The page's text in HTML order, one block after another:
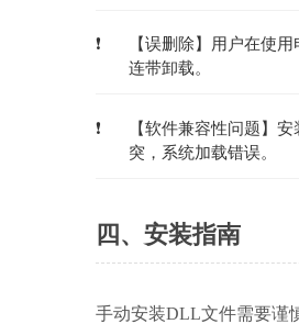
【误删除】用户在使
连带卸载。
【软件兼容性问题】
突，系统加载错误。
四、安装指南
手动安装DLL文件需要谨